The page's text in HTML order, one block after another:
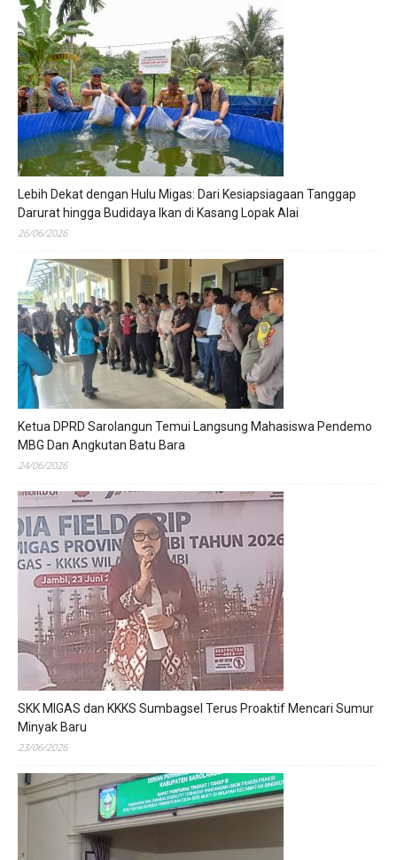
Lebih Dekat dengan Hulu Migas: Dari Kesiapsiagaan Tanggap
Darurat hingga Budidaya Ikan di Kasang Lopak Alai
26/06/2026
Ketua DPRD Sarolangun Temui Langsung Mahasiswa Pendemo
MBG Dan Angkutan Batu Bara
24/06/2026
SKK MIGAS dan KKKS Sumbagsel Terus Proaktif Mencari Sumur
Minyak Baru
23/06/2026